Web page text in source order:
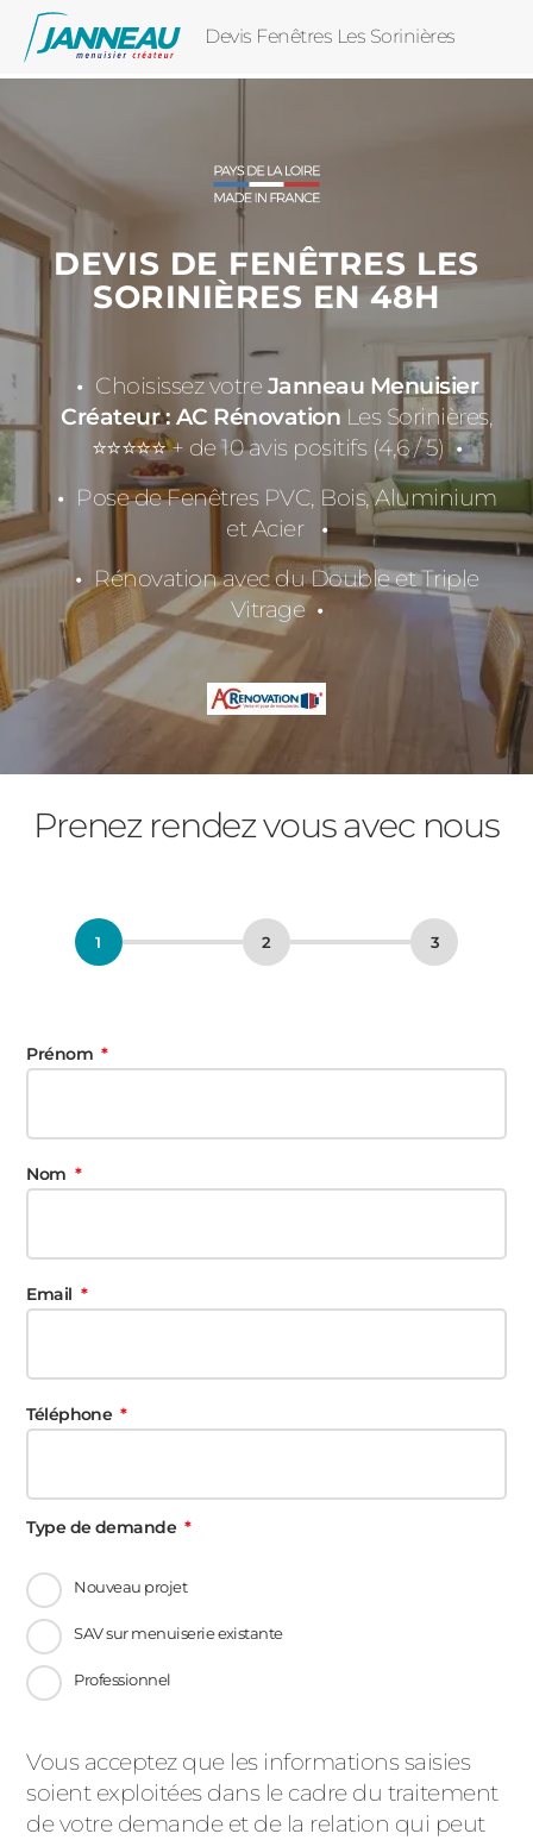
Devis Fenêtres Les Sorinières
DEVIS DE FENÊTRES LES
SORINIÈRES EN 48H
Choisissez votreJanneau Menuisier
Créateur : AC Rénovation Les Sorinières,
⭐⭐⭐⭐⭐ + de 10 avis positifs (4,6 / 5)
Pose de Fenêtres PVC, Bois, Aluminium
et Acier
Rénovation avec du Double et Triple
Vitrage
Prenez rendez vous avec nous
Prénom
Nom
Email
Téléphone
Type de demande
Nouveau projet
SAV sur menuiserie existante
Professionnel
Message
d'état
Vous acceptez que les informations saisies
soient exploitées dans le cadre du traitement
de votre demande et de la relation qui peut